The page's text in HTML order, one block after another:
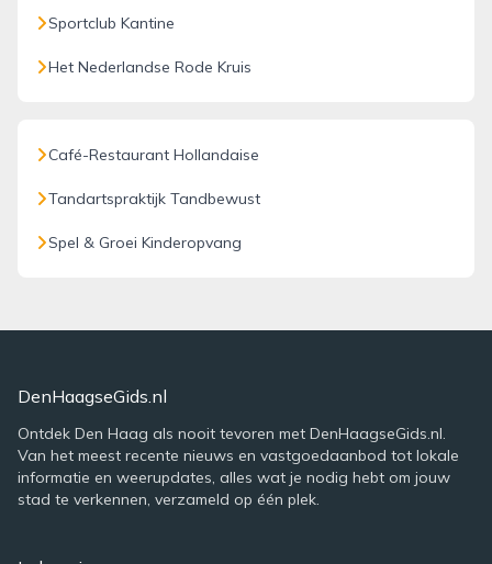
Sportclub Kantine
Het Nederlandse Rode Kruis
Café-Restaurant Hollandaise
Tandartspraktijk Tandbewust
Spel & Groei Kinderopvang
DenHaagseGids.nl
Ontdek Den Haag als nooit tevoren met DenHaagseGids.nl.
Van het meest recente nieuws en vastgoedaanbod tot lokale
informatie en weerupdates, alles wat je nodig hebt om jouw
stad te verkennen, verzameld op één plek.